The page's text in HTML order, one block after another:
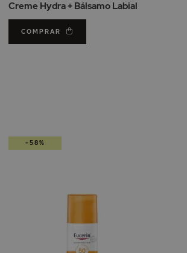
Creme Hydra + Bálsamo Labial
COMPRAR
-58%